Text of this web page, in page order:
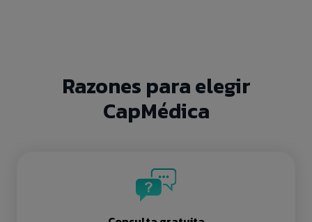
Razones para elegir
CapMédica